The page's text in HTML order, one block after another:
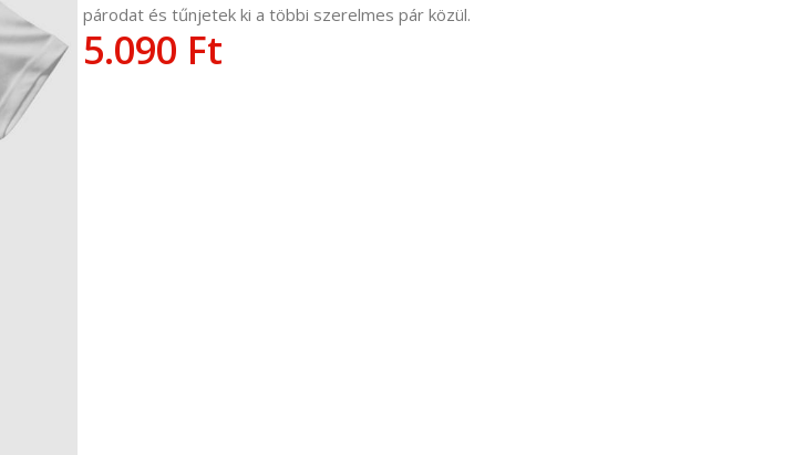
párodat és tűnjetek ki a többi szerelmes pár közül.
5.090 Ft